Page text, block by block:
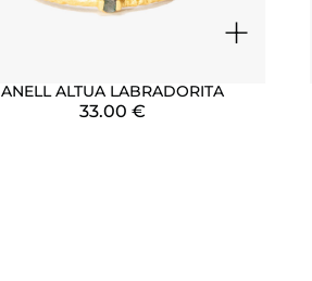
+
ANELL ALTUA LABRADORITA
33.00€